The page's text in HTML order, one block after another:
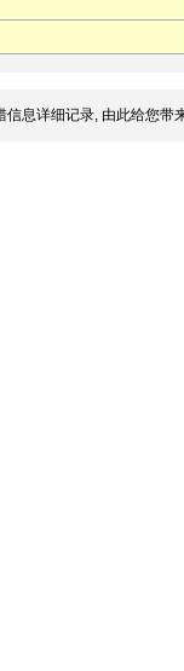
息详细记录, 由此给您带